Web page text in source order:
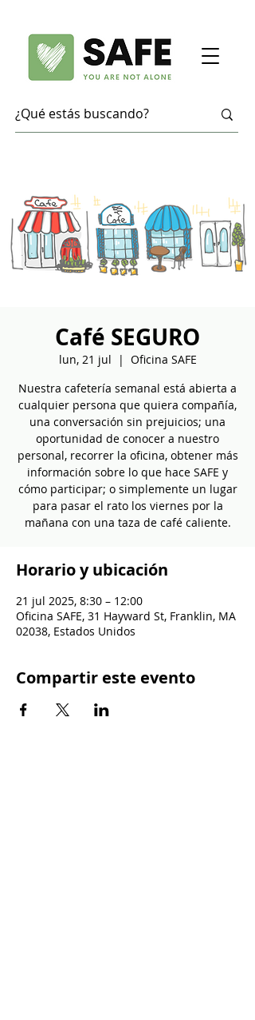
Café SEGURO
lun, 21 jul
  |
Oficina SAFE
Nuestra cafetería semanal está abierta a
cualquier persona que quiera compañía,
una conversación sin prejuicios; una
oportunidad de conocer a nuestro
personal, recorrer la oficina, obtener más
información sobre lo que hace SAFE y
cómo participar; o simplemente un lugar
para pasar el rato los viernes por la
mañana con una taza de café caliente.
Horario y ubicación
21 jul 2025, 8:30 – 12:00
Oficina SAFE, 31 Hayward St, Franklin, MA
02038, Estados Unidos
Compartir este evento